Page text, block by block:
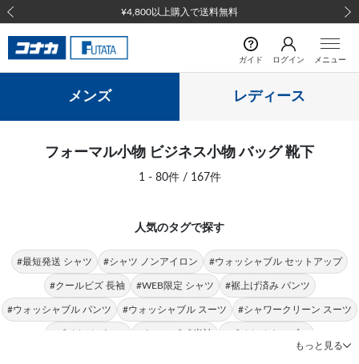
前の画像
ガイド ログイン メニュー
メンズ レディース
フォーマル小物 ビジネス小物 バッグ 靴下
1 - 80件 / 167件
人気のタグで探す
#最短発送 シャツ #シャツ ノンアイロン #ウォッシャブル セットアップ
#クールビズ 長袖 #WEB限定 シャツ #裾上げ済み パンツ
#ウォッシャブル パンツ #ウォッシャブル スーツ #シャワークリーン スーツ
#ビジカジ パンツ #クールビズ 半袖 #ビジカジ トップス
もっと見る